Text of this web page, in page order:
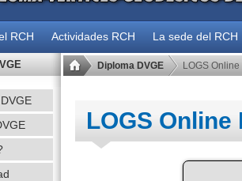
RCH Actividades RCH La sede del RCH
Diploma DVGE LOGS Online
LOGS Online